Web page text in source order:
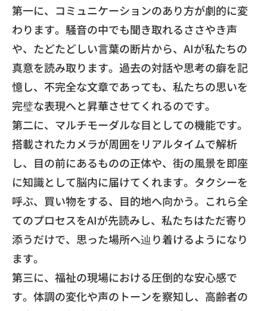
​第一に、コミュニケーションのあり方が劇的に変
わります。 騒音の中でも聞き取れるささやき声
や、 たどたどしい言葉の断片から、 AIが私たちの
真意を読み取ります。 過去の対話や思考の癖を記
憶し、不完全な文章であっても、 私たちの思いを
完璧な表現へと昇華させてくれるのです。
​第二に、マルチモーダルな目としての機能です。
搭載されたカメラが周囲をリアルタイムで解析
し、 目の前にあるものの正体や、 街の風景を即座
に知識として脳内に届けてくれます。 タクシーを
呼ぶ、買い物をする、目的地へ向かう。 これら全
てのプロセスをAIが先読みし、 私たちはただ寄り
添うだけで、 思った場所へ辿り着けるようになり
ます。
​第三に、福祉の現場における圧倒的な安心感で
す。 体調の変化や声のトーンを察知し、 高齢者の